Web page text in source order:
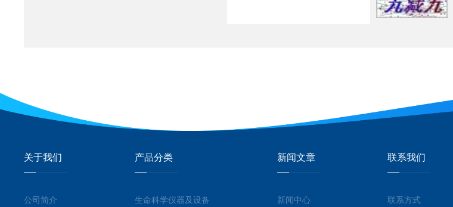
关于我们
公司简介
产品分类
生命科学仪器及设备
新闻文章
新闻中心
联系我们
联系方式